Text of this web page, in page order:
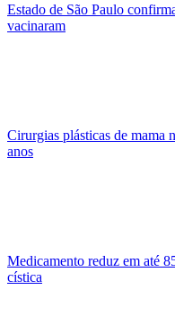
Estado de São Paulo
vacinaram
Cirurgias plásticas de mama
anos
Medicamento reduz em até
cística